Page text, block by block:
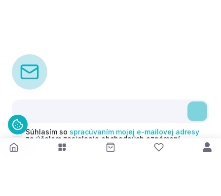
Súhlasím so spracúvaním mojej e-mailovej adresy
za účelom zasielania obchodných oznámení
(newsletterov) v súlade s čl. 6 ods. 1 písm. a)
Nariadenia GDPR. Svoj súhlas môžem kedykoľvek